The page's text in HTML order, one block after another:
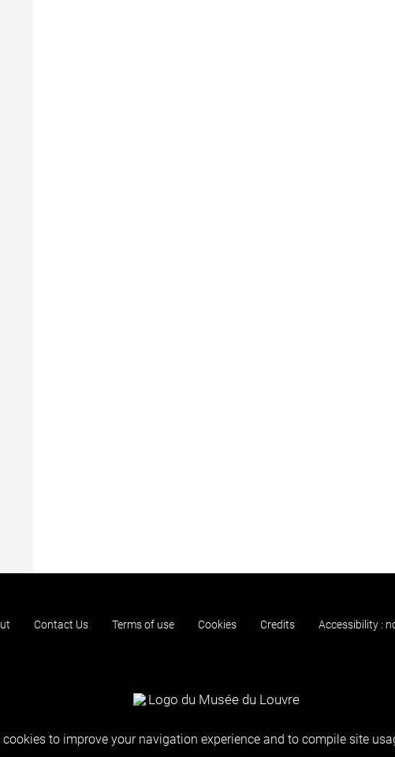
Contact Us Terms of use Cookies Credits Accessibility :
to improve your navigation experience and to compile site